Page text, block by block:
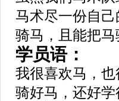
马术尽一份自
骑马，且能把
学员语：
我很喜欢马，
骑好马，还好